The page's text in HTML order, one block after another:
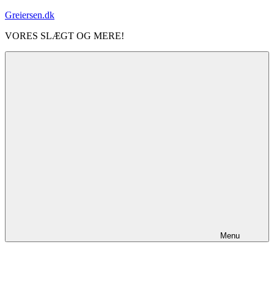
Videre
indhold
Greiersen.dk
VORES SLÆGT OG MERE!
Menu